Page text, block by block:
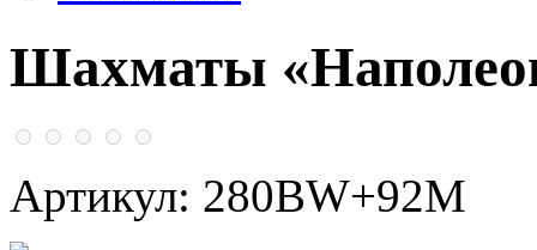
Шахматы
Артикул: 280BW+92M